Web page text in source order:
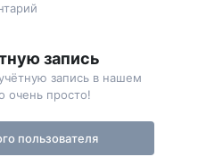
запись
запись в нашем
очень просто!
пользователя